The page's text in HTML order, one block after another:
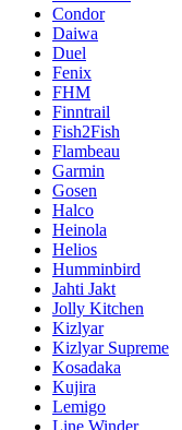
Condor
Daiwa
Duel
Fenix
FHM
Finntrail
Fish2Fish
Flambeau
Garmin
Gosen
Halco
Heinola
Helios
Humminbird
Jahti Jakt
Jolly Kitchen
Kizlyar
Kizlyar Supreme
Kosadaka
Kujira
Lemigo
Line Winder